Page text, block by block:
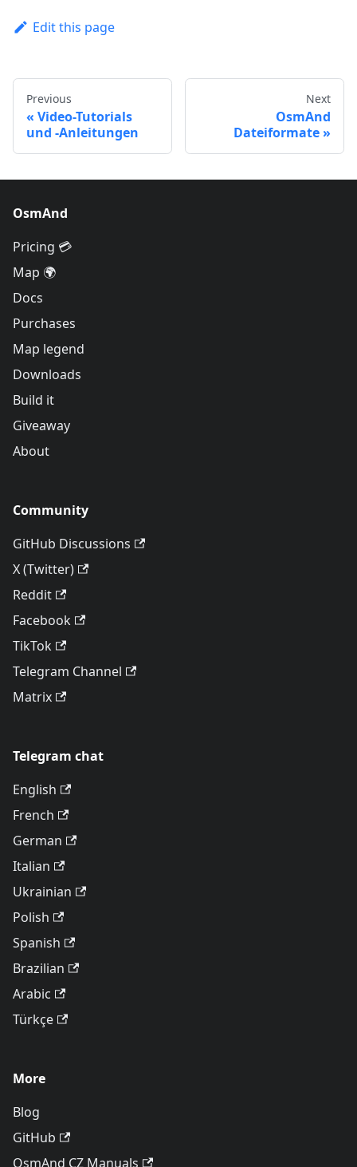
Edit this page
Previous
Video-Tutorials
und -Anleitungen
Next
OsmAnd
Dateiformate
OsmAnd
Pricing 💳
Map 🌍
Docs
Purchases
Map legend
Downloads
Build it
Giveaway
About
Community
GitHub Discussions
X (Twitter)
Reddit
Facebook
TikTok
Telegram Channel
Matrix
Telegram chat
English
French
German
Italian
Ukrainian
Polish
Spanish
Brazilian
Arabic
Türkçe
More
Blog
GitHub
OsmAnd CZ Manuals